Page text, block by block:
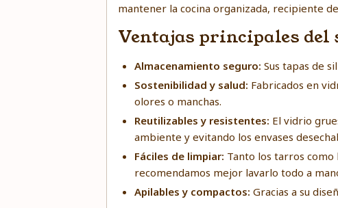
mantener la cocina organizada, recipiente
Ventajas principales
Almacenamiento seguro: Sus tapas de
Sostenibilidad y salud: Fabricados en
olores o manchas.
Reutilizables y resistentes: El vidrio
ambiente y evitando los envases
Fáciles de limpiar: Tanto los tarros como
recomendamos mejor lavarlo todo a
Apilables y compactos: Gracias a su